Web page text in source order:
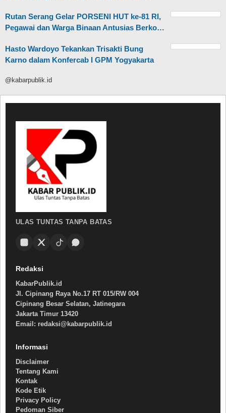
Rutan Serang Gelar PORSENI HUT ke-81 RI,
Pegawai dan Warga Binaan Antusias Berko…
Hasto Wardoyo Tekankan Trisakti Bung
Karno dalam Konfercab I GPM Yogyakarta
@kabarpublik.id
ULAS TUNTAS TANPA BATAS
Redaksi
KabarPublik.id
Jl. Cipinang Raya No.17 RT 015/RW 004
Cipinang Besar Selatan, Jatinegara
Jakarta Timur 13420
Email: redaksi@kabarpublik.id
Informasi
Disclaimer
Tentang Kami
Kontak
Kode Etik
Privacy Policy
Pedoman Siber